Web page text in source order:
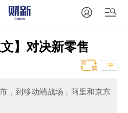
文】对决新零售
T中
，到移动端战场，阿里和京东